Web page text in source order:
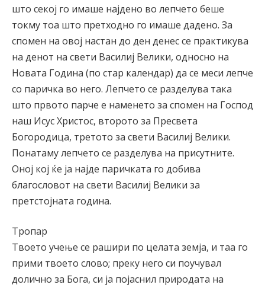
што секој го имаше најдено во лепчето беше
токму тоа што претходно го имаше дадено. За
спомен на овој настан до ден денес се практикува
на денот на свети Василиј Велики, односно на
Новата Година (по стар календар) да се меси лепче
со паричка во него. Лепчето се разделува така
што првото парче е наменето за спомен на Господ
наш Исус Христос, второто за Пресвета
Богородица, третото за свети Василиј Велики.
Понатаму лепчето се разделува на присутните.
Оној кој ќе ја најде паричката го добива
благословот на свети Василиј Велики за
претстојната година.
Тропар
Твоето учење се рашири по целата земја, и таа го
прими твоето слово; преку него си поучувал
долично за Бога, си ја појаснил природата на